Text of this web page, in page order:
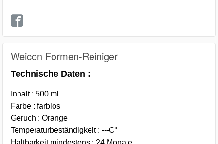
Weicon Formen-Reiniger
Technische Daten :
Inhalt : 500 ml
Farbe : farblos
Geruch : Orange
Temperaturbeständigkeit : ---C°
Haltbarkeit mindestens : 24 Monate